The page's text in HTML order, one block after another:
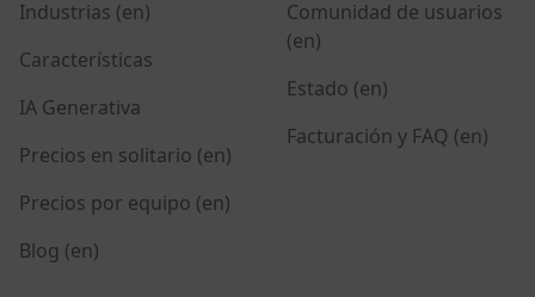
Industrias (en)
Características
IA Generativa
Precios en solitario (en)
Precios por equipo (en)
Blog (en)
Comunidad de usuarios
(en)
Estado (en)
Facturación y FAQ (en)